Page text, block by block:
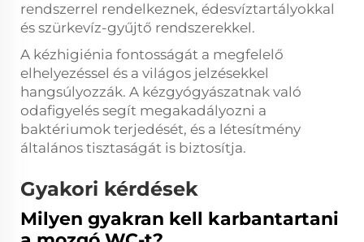
rendszerrel rendelkeznek, édesvíztartályokkal
és szürkevíz-gyűjtő rendszerekkel.
A kézhigiénia fontosságát a megfelelő
elhelyezéssel és a világos jelzésekkel
hangsúlyozzák. A kézgyógyászatnak való
odafigyelés segít megakadályozni a
baktériumok terjedését, és a létesítmény
általános tisztaságát is biztosítja.
Gyakori kérdések
Milyen gyakran kell karbantartani